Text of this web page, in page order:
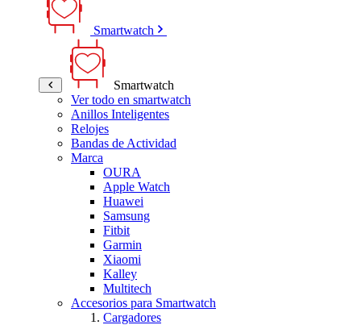
Smartwatch
Smartwatch
Ver todo en smartwatch
Anillos Inteligentes
Relojes
Bandas de Actividad
Marca
OURA
Apple Watch
Huawei
Samsung
Fitbit
Garmin
Xiaomi
Kalley
Multitech
Accesorios para Smartwatch
Cargadores